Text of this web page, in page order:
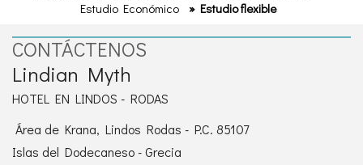
Estudio Económico
» Estudio flexible
CONTÁCTENOS
Lindian Myth
HOTEL EN LINDOS - RODAS
Área de Krana, Lindos Rodas - P.C. 85107
Islas del Dodecaneso - Grecia